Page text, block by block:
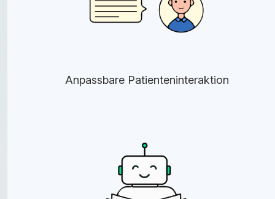
Anpassbare Patienteninteraktion